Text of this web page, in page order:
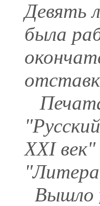
Девять
была
XXI
Вышло